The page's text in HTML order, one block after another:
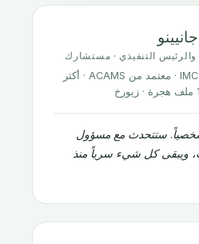
التنفيذي · مستشارك
عضو في IMC · معتمد من ACAMS · أكثر
ستتحدث مع مسؤول
ويبقى كل شيء سرياً منذ